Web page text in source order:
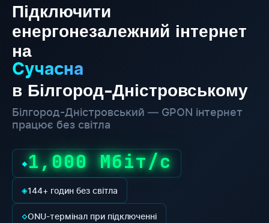
Підключити
енергонезалежний інтернет
на
Сучасна
в Білгород-Дністровському
Білгород-Дністровський — GPON інтернет
працює без світла
◆1,000 Мбіт/с
◈144+ годин без світла
◇ONU-термінал при підключенні